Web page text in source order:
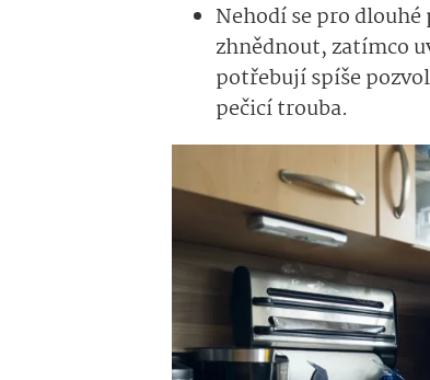
Nehodí se pro
zhnědnout, zatímco
potřebují spíše
pečicí trouba.